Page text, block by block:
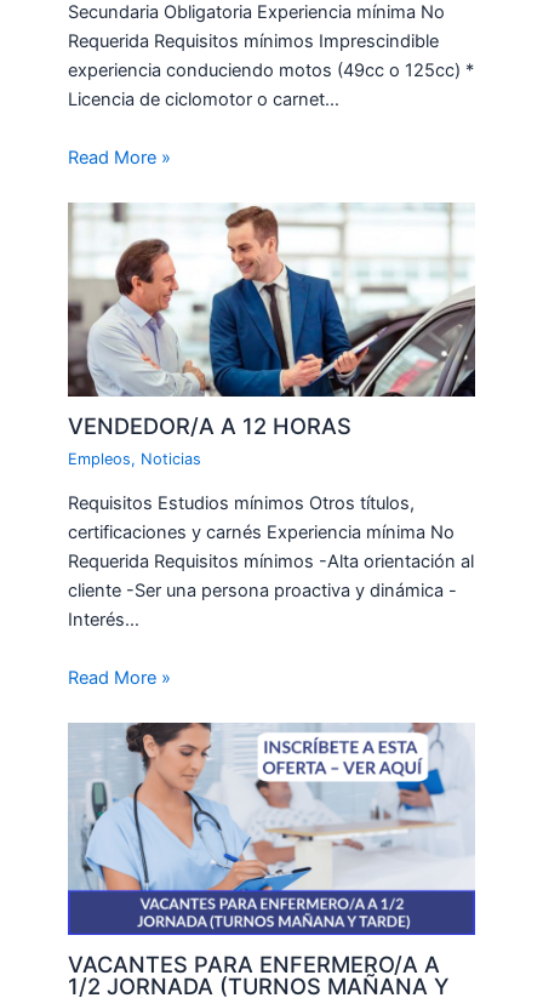
Secundaria Obligatoria Experiencia mínima No
Requerida Requisitos mínimos Imprescindible
experiencia conduciendo motos (49cc o 125cc) *
Licencia de ciclomotor o carnet…
Read More »
VENDEDOR/A A 12 HORAS
Empleos, Noticias
Requisitos Estudios mínimos Otros títulos,
certificaciones y carnés Experiencia mínima No
Requerida Requisitos mínimos -Alta orientación al
cliente -Ser una persona proactiva y dinámica -
Interés…
Read More »
VACANTES PARA ENFERMERO/A A
1/2 JORNADA (TURNOS MAÑANA Y